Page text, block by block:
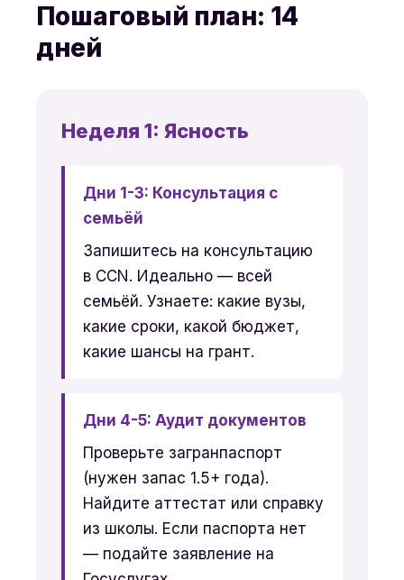
Пошаговый план: 14
дней
Неделя 1: Ясность
Дни 1-3: Консультация с
семьёй
Запишитесь на консультацию
в CCN. Идеально — всей
семьёй. Узнаете: какие вузы,
какие сроки, какой бюджет,
какие шансы на грант.
Дни 4-5: Аудит документов
Проверьте загранпаспорт
(нужен запас 1.5+ года).
Найдите аттестат или справку
из школы. Если паспорта нет
— подайте заявление на